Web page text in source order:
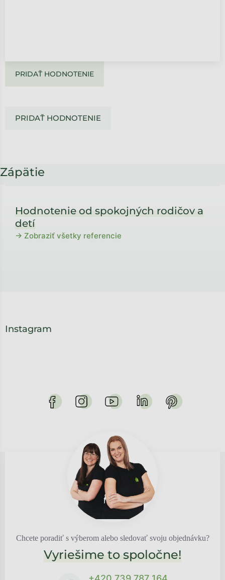
PRIDAŤ HODNOTENIE
PRIDAŤ HODNOTENIE
Zápätie
Hodnotenie od spokojných rodičov a
detí
→ Zobraziť všetky referencie
Instagram
Chcete poradiť s výberom alebo sledovať svoju objednávku?
Vyriešime to spoločne!